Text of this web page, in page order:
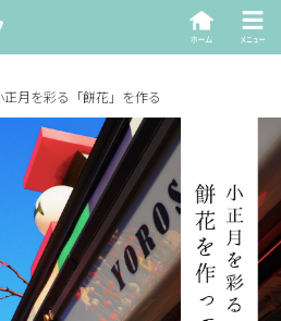
月を彩る「餅花」を作る